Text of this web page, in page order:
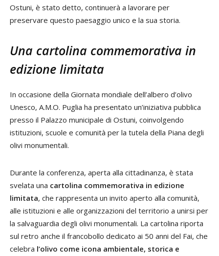
Ostuni, è stato detto, continuerà a lavorare per
preservare questo paesaggio unico e la sua storia.
Una cartolina commemorativa in
edizione limitata
In occasione della Giornata mondiale dell’albero d’olivo
Unesco, A.M.O. Puglia ha presentato un’iniziativa pubblica
presso il Palazzo municipale di Ostuni, coinvolgendo
istituzioni, scuole e comunità per la tutela della Piana degli
olivi monumentali.
Durante la conferenza, aperta alla cittadinanza, è stata
svelata una cartolina commemorativa in edizione
limitata, che rappresenta un invito aperto alla comunità,
alle istituzioni e alle organizzazioni del territorio a unirsi per
la salvaguardia degli olivi monumentali. La cartolina riporta
sul retro anche il francobollo dedicato ai 50 anni del Fai, che
celebra l’olivo come icona ambientale, storica e